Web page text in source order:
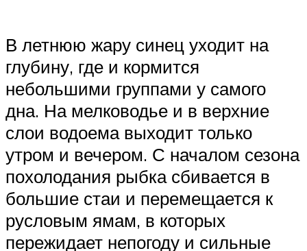
В летнюю жару синец уходит на
глубину, где и кормится
небольшими группами у самого
дна. На мелководье и в верхние
слои водоема выходит только
утром и вечером. С началом сезона
похолодания рыбка сбивается в
большие стаи и перемещается к
русловым ямам, в которых
пережидает непогоду и сильные